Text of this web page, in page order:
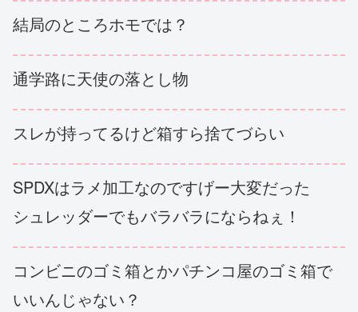
結局のところホモでは？
通学路に天使の落とし物
スレが持ってるけど箱すら捨てづらい
SPDXはラメ加工なのですげー大変だった
シュレッダーでもバラバラにならねぇ！
コンビニのゴミ箱とかパチンコ屋のゴミ箱で
いいんじゃない？